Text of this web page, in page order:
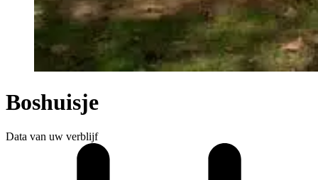
Boshuisje
Data van uw verblijf